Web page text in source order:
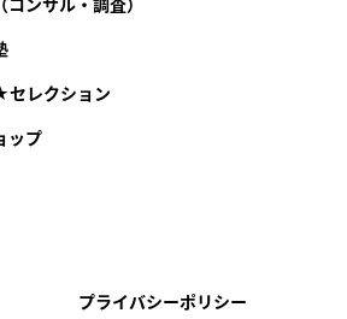
レクション
ップ
プライバシーポリシー